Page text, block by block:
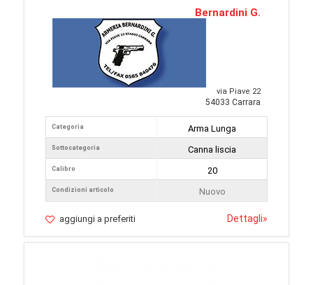
Bernardini G.
via Piave 22
54033 Carrara
Categoria
Sottocategoria
Calibro
Condizioni articolo
Arma Lunga
Canna liscia
20
Nuovo
aggiungi a preferiti Dettagli»